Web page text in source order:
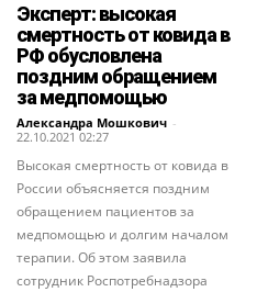
Эксперт: высокая
смертность от ковида в
РФ обусловлена
поздним обращением
за медпомощью
Александра Мошкович -
22.10.2021 02:27
Высокая смертность от ковида в
России объясняется поздним
обращением пациентов за
медпомощью и долгим началом
терапии. Об этом заявила
сотрудник Роспотребнадзора